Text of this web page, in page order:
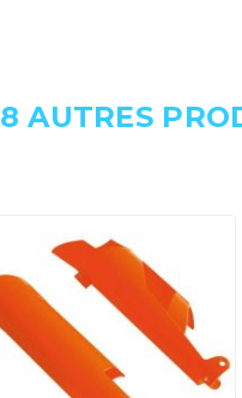
8 AUTRES